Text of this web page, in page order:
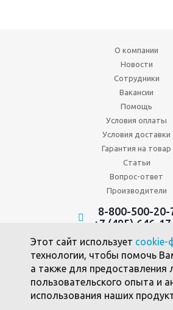
О компании
Новости
Сотрудники
Вакансии
Помощь
Условия оплаты
Условия доставки
Гарантия на товар
Статьи
Вопрос-ответ
Производители
8-800-500-20-
+7 (495) 646-
Политика
Пользовательское
Политика использования
2010 -2026 ©
Этот сайт использует cookie-
технологии, чтобы помочь
а также для предоставления
пользовательского опыта и
использования наших